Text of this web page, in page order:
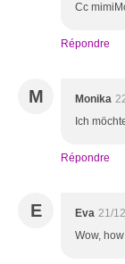
Cc
Répondre
M Monika
Ich
Répondre
E Eva 21/
Wow,